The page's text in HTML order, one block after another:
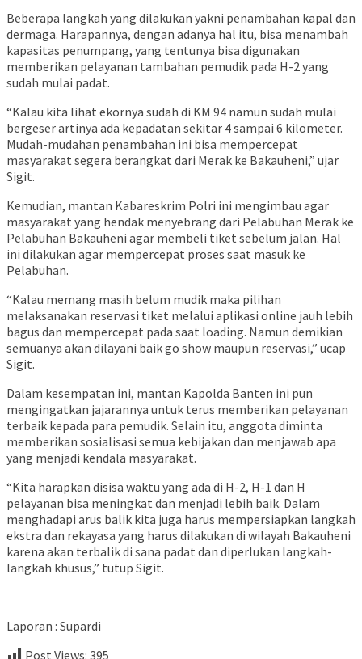
Beberapa langkah yang dilakukan yakni penambahan kapal dan
dermaga. Harapannya, dengan adanya hal itu, bisa menambah
kapasitas penumpang, yang tentunya bisa digunakan
memberikan pelayanan tambahan pemudik pada H-2 yang
sudah mulai padat.
“Kalau kita lihat ekornya sudah di KM 94 namun sudah mulai
bergeser artinya ada kepadatan sekitar 4 sampai 6 kilometer.
Mudah-mudahan penambahan ini bisa mempercepat
masyarakat segera berangkat dari Merak ke Bakauheni,” ujar
Sigit.
Kemudian, mantan Kabareskrim Polri ini mengimbau agar
masyarakat yang hendak menyebrang dari Pelabuhan Merak ke
Pelabuhan Bakauheni agar membeli tiket sebelum jalan. Hal
ini dilakukan agar mempercepat proses saat masuk ke
Pelabuhan.
“Kalau memang masih belum mudik maka pilihan
melaksanakan reservasi tiket melalui aplikasi online jauh lebih
bagus dan mempercepat pada saat loading. Namun demikian
semuanya akan dilayani baik go show maupun reservasi,” ucap
Sigit.
Dalam kesempatan ini, mantan Kapolda Banten ini pun
mengingatkan jajarannya untuk terus memberikan pelayanan
terbaik kepada para pemudik. Selain itu, anggota diminta
memberikan sosialisasi semua kebijakan dan menjawab apa
yang menjadi kendala masyarakat.
“Kita harapkan disisa waktu yang ada di H-2, H-1 dan H
pelayanan bisa meningkat dan menjadi lebih baik. Dalam
menghadapi arus balik kita juga harus mempersiapkan langkah
ekstra dan rekayasa yang harus dilakukan di wilayah Bakauheni
karena akan terbalik di sana padat dan diperlukan langkah-
langkah khusus,” tutup Sigit.
Laporan : Supardi
Post Views: 395